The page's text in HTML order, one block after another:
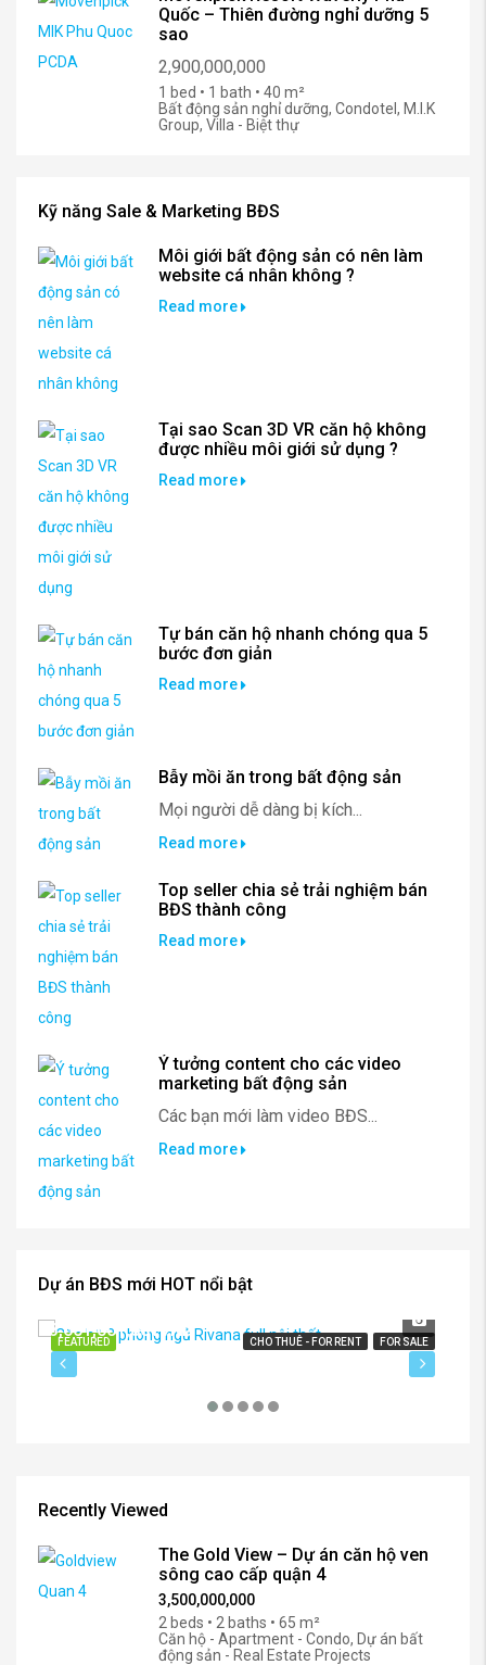
Quốc – Thiên đường nghỉ dưỡng 5
sao
2,900,000,000
1 bed • 1 bath • 40 m²
Bất động sản nghỉ dưỡng, Condotel, M.I.K
Group, Villa - Biệt thự
Kỹ năng Sale & Marketing BĐS
Môi giới bất động sản có nên làm
website cá nhân không ?
Read more
Tại sao Scan 3D VR căn hộ không
được nhiều môi giới sử dụng ?
Read more
Tự bán căn hộ nhanh chóng qua 5
bước đơn giản
Read more
Bẫy mồi ăn trong bất động sản
Mọi người dễ dàng bị kích...
Read more
Top seller chia sẻ trải nghiệm bán
BĐS thành công
Read more
Ý tưởng content cho các video
marketing bất động sản
Các bạn mới làm video BĐS...
Read more
Dự án BĐS mới HOT nổi bật
FEATURED CHO THUÊ - FOR RENT FOR SALE
3,601,001,001VND
Recently Viewed
The Gold View – Dự án căn hộ ven
sông cao cấp quận 4
3,500,000,000
2 beds • 2 baths • 65 m²
Căn hộ - Apartment - Condo, Dự án bất
động sản - Real Estate Projects